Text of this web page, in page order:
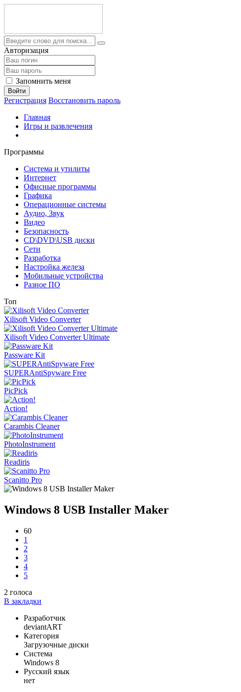
Авторизация
Запомнить меня
Войти
Регистрация Восстановить пароль
Главная
Игры и развлечения
Программы
Система и утилиты
Интернет
Офисные программы
Графика
Операционные системы
Аудио, Звук
Видео
Безопасность
CD\DVD\USB диски
Сети
Разработка
Настройка железа
Мобильные устройства
Разное ПО
Топ
Xilisoft Video Converter
Xilisoft Video Converter Ultimate
Passware Kit
SUPERAntiSpyware Free
PicPick
Action!
Carambis Cleaner
PhotoInstrument
Readiris
Scanitto Pro
Windows 8 USB Installer Maker
60
1
2
3
4
5
2 голоса
В закладки
Разработчик
deviantART
Категория
Загрузочные диски
Система
Windows 8
Русский язык
нет